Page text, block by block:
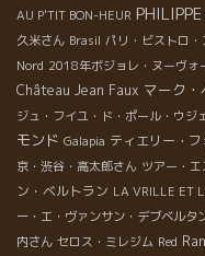
AU P'TIT BON-HEUR
久米さん Brasil パリ・ビストロ・
Nord 2018年ボジョレ・ヌーヴォ
Château Jean Faux マーク・
ジュ・フイユ・ド・ポール・ウジ
モンド Galapia ティエリー・
京・渋谷・高太郎さん ツアー・エ
ン・ベルトラン LA VRILLE ET
ー・エ・ヴァンサン・デブベルタ
内さん セロス・ミレジム Red